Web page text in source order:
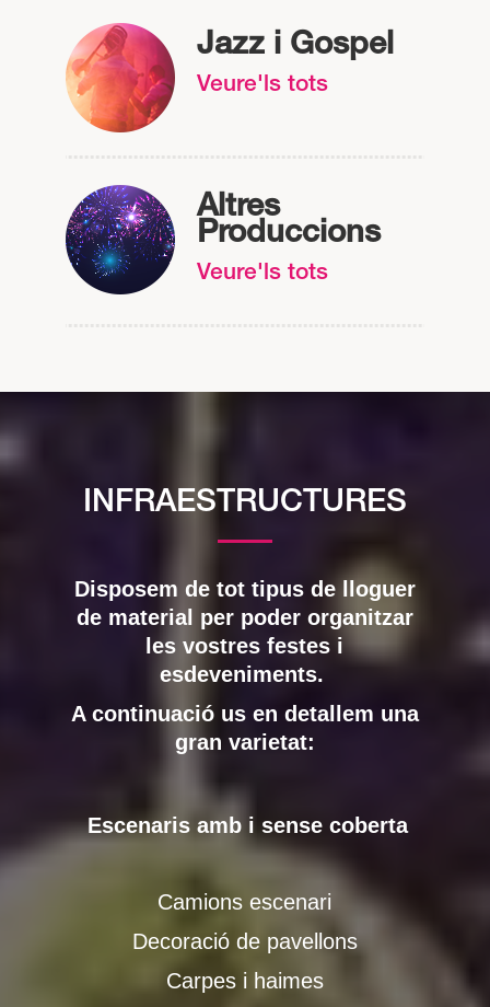
Jazz i Gospel
Veure'ls tots
Altres
Produccions
Veure'ls tots
INFRAESTRUCTURES
Disposem de tot tipus de lloguer
de material per poder organitzar
les vostres festes i
esdeveniments.
A continuació us en detallem una
gran varietat:
Escenaris amb i sense coberta
Camions escenari
Decoració de pavellons
Carpes i haimes